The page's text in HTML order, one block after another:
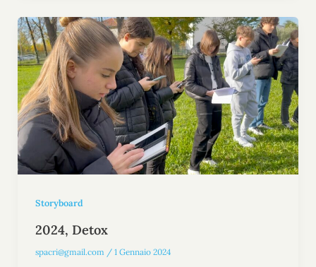
Storyboard
2024, Detox
spacri@gmail.com / 1 Gennaio 2024